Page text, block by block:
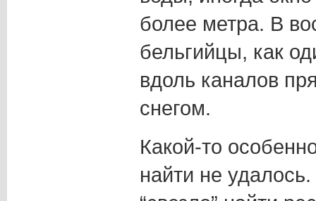
более метра. В
бельгийцы, как
вдоль каналов
снегом.
Какой-то
найти не